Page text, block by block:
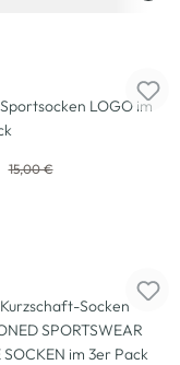
LOGO im
15,00 €
Socken
SPORTSWEAR
SOCKEN im 3er Pack